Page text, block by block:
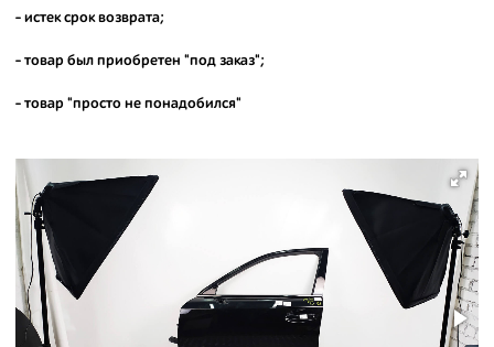
- истек срок возврата;
- товар был приобретен "под заказ";
- товар "просто не понадобился"